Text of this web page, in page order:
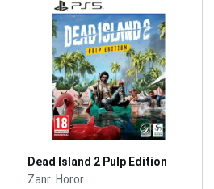
Dead Island 2 Pulp Edition
/PS5
Zanr: Horor